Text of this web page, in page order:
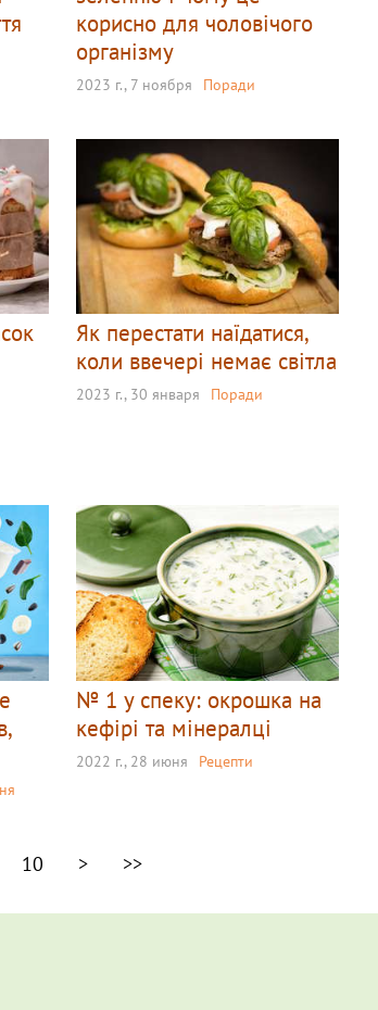
корисно для чоловічого
організму
2023 г., 7 ноября Поради
Як перестати наїдатися,
коли ввечері немає світла
2023 г., 30 января Поради
№ 1 у спеку: окрошка на
кефірі та мінералці
2022 г., 28 июня Рецепти
10 > >>